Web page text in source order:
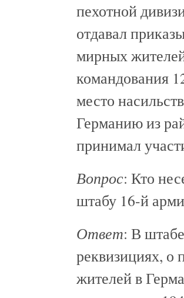
пехотной
отдавал
мирных
командования
место
Германию из
принимал
Вопрос: Кто
штабу 16-й
Ответ: В
реквизициях, о
жителей в